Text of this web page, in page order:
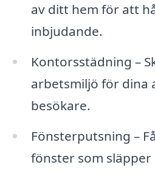
av ditt hem för att
inbjudande.
Kontorsstädning –
arbetsmiljö för dina
besökare.
Fönsterputsning –
fönster som släpper